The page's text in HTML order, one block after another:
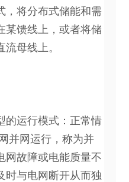
，将分布式储能和需
某馈线上，或者将储
母线上。
运行模式：正常情
并网运行，称为并
网故障或电能质量不
时与电网断开从而独